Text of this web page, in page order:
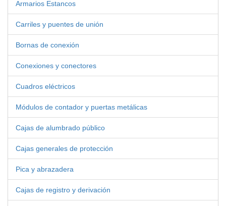
Armarios Estancos
Carriles y puentes de unión
Bornas de conexión
Conexiones y conectores
Cuadros eléctricos
Módulos de contador y puertas metálicas
Cajas de alumbrado público
Cajas generales de protección
Pica y abrazadera
Cajas de registro y derivación